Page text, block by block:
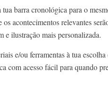
tua barra cronológica para o
os acontecimentos relevantes
e ilustração mais personalizada.
e/ou ferramentas à tua
com acesso fácil para quando